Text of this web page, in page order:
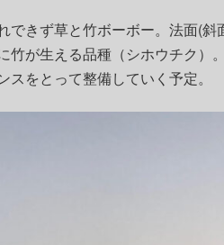
きず草と竹ボーボー。法面(斜
竹が生える品種（シホウチク）
をとって整備していく予定。